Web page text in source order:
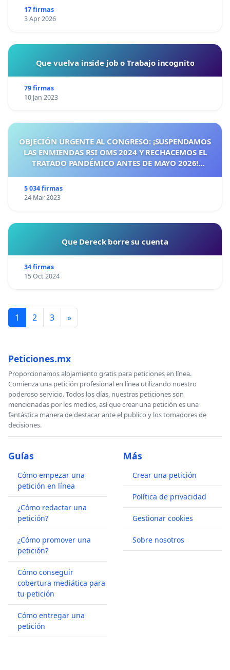
17 firmas
3 Apr 2026
Que vuelva inside job o Trabajo incognito
79 firmas
10 Jan 2023
OBJECIÓN URGENTE AL CONGRESO: ¡SUSPENDAMOS
LAS ENMIENDAS RSI OMS 2024 Y RECHACEMOS EL
TRATADO PANDÉMICO ANTES DE MAYO 2026!
5 034 firmas
24 Mar 2023
Que Dereck borre su cuenta
34 firmas
15 Oct 2024
1 2 3 »
Peticiones.mx
Proporcionamos alojamiento gratis para peticiones en línea.
Comienza una petición profesional en línea utilizando nuestro
poderoso servicio. Todos los días, nuestras peticiones son
mencionadas por los medios, así que crear una petición es una
fantástica manera de destacar ante el publico y los tomadores de
decisiones.
Guías
Cómo empezar una
petición en línea
¿Cómo redactar una
petición?
¿Cómo promover una
petición?
Cómo conseguir
cobertura mediática para
tu petición
Cómo entregar una
petición
Más
Crear una petición
Política de privacidad
Gestionar cookies
Sobre nosotros